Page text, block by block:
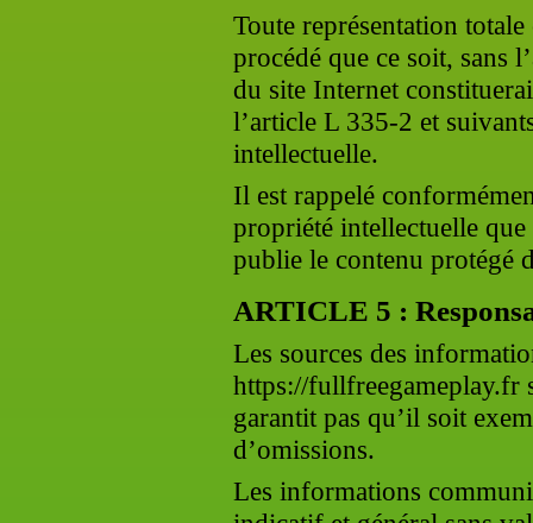
Toute représentation
procédé que ce soit, sans
du site Internet
l’article L 335-2 et
intellectuelle.
Il est rappelé
propriété intellectuelle
publie le contenu protégé
ARTICLE 5 :
Les sources des
https://fullfreegameplay.fr
garantit pas qu’il soit
d’omissions.
Les informations